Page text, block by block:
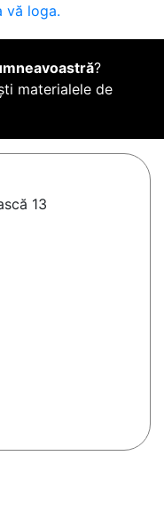
vă loga.
?
materialele de
13